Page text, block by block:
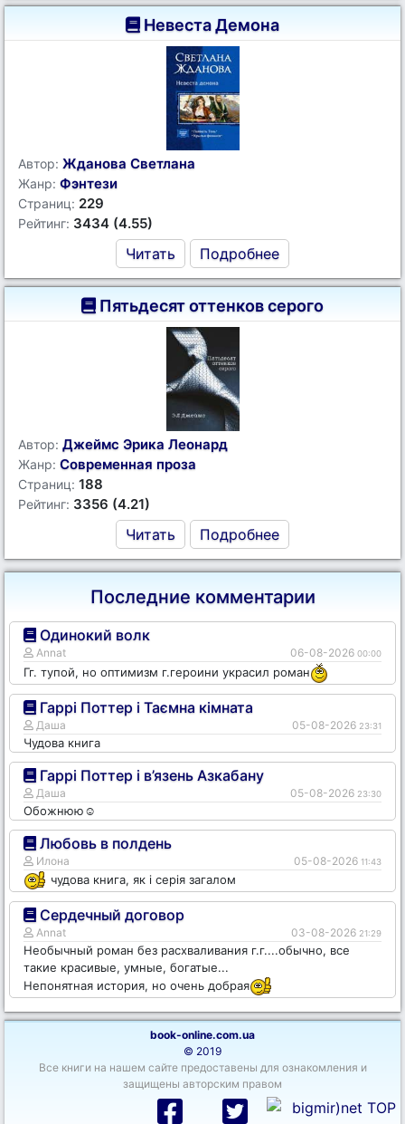
Невеста Демона
Автор: Жданова Светлана
Жанр: Фэнтези
Страниц: 229
Рейтинг: 3434 (4.55)
Читать Подробнее
Пятьдесят оттенков серого
Автор: Джеймс Эрика Леонард
Жанр: Современная проза
Страниц: 188
Рейтинг: 3356 (4.21)
Читать Подробнее
Последние комментарии
Одинокий волк
Annat 06-08-2026 00:00
Гг. тупой, но оптимизм г.героини украсил роман
Гаррі Поттер і Таємна кімната
Даша 05-08-2026 23:31
Чудова книга
Гаррі Поттер і в’язень Азкабану
Даша 05-08-2026 23:30
Обожнюю☺️
Любовь в полдень
Илона 05-08-2026 11:43
чудова книга, як і серія загалом
Сердечный договор
Annat 03-08-2026 21:29
Необычный роман без расхваливания г.г....обычно, все
такие красивые, умные, богатые...
Непонятная история, но очень добрая
book-online.com.ua
© 2019
Все книги на нашем сайте предоставены для ознакомления и
защищены авторским правом